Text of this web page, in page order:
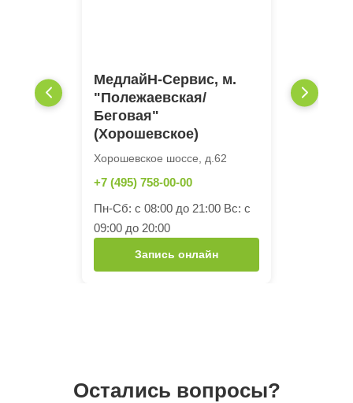
МедлайН-Сервис, м.
"Полежаевская/
Беговая"
(Хорошевское)
Хорошевское шоссе, д.62
+7 (495) 758-00-00
Пн-Сб: с 08:00 до 21:00 Вс: с
09:00 до 20:00
Запись онлайн
Остались вопросы?